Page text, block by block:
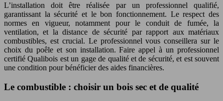
L’installation doit être réalisée par un professionnel qualifié,
garantissant la sécurité et le bon fonctionnement. Le respect des
normes en vigueur, notamment pour le conduit de fumée, la
ventilation, et la distance de sécurité par rapport aux matériaux
combustibles, est crucial. Le professionnel vous conseillera sur le
choix du poêle et son installation. Faire appel à un professionnel
certifié Qualibois est un gage de qualité et de sécurité, et est souvent
une condition pour bénéficier des aides financières.
Le combustible : choisir un bois sec et de qualité